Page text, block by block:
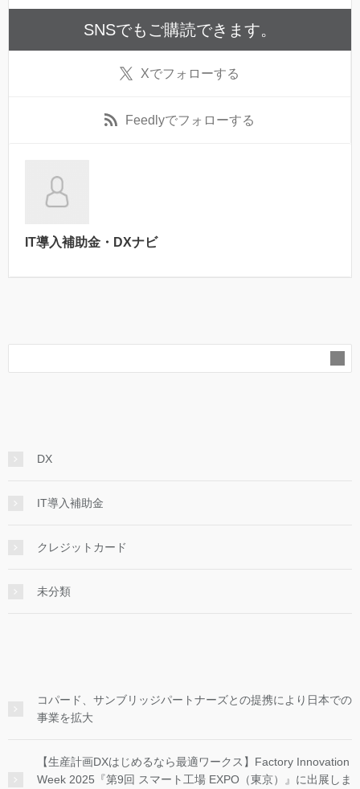
SNSでもご購読できます。
Xでフォローする
Feedlyでフォローする
IT導入補助金・DXナビ
DX
IT導入補助金
クレジットカード
未分類
コパード、サンブリッジパートナーズとの提携により日本での
事業を拡大
【生産計画DXはじめるなら最適ワークス】Factory Innovation
Week 2025『第9回 スマート工場 EXPO（東京）』に出展しま